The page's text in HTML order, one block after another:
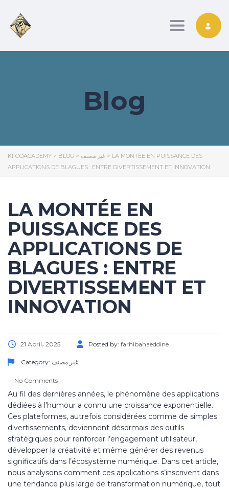
Toggle
Blog
KFOOACADEMY > BLOG > غير مصنف > LA MONTÉE EN PUISSANCE DES
APPLICATIONS DE BLAGUES : ENTRE DIVERTISSEMENT ET INNOVATION
LA MONTÉE EN
PUISSANCE DES
APPLICATIONS DE
BLAGUES : ENTRE
DIVERTISSEMENT ET
INNOVATION
21 April، 2025 Posted by: farhibahaeddine
Category: غير مصنف
No Comments
Au fil des dernières années, le phénomène des applications
dédiées à l’humour a connu une croissance exponentielle.
Ces plateformes, autrefois considérées comme de simples
divertissements, deviennent désormais des outils
stratégiques pour renforcer l’engagement utilisateur,
développer la créativité et même générer des revenus
significatifs dans l’écosystème numérique. Dans cet article,
nous analysons comment ces applications s’inscrivent dans
une tendance plus large de transformation numérique, tout